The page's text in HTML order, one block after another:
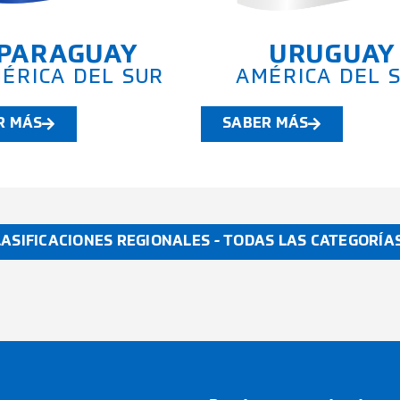
PARAGUAY
DEL SUR
MÁS
URUGUAY
AMÉRICA DEL
SABER MÁS
REGIONALES - TODAS LAS